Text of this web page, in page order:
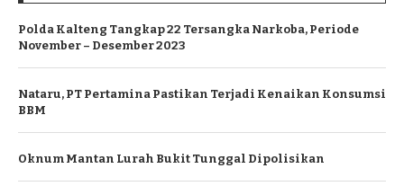
Polda Kalteng Tangkap 22 Tersangka Narkoba, Periode
November – Desember 2023
Nataru, PT Pertamina Pastikan Terjadi Kenaikan Konsumsi
BBM
Oknum Mantan Lurah Bukit Tunggal Dipolisikan